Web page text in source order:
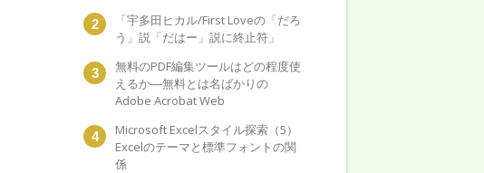
「宇多田ヒカル/First Loveの「だろ
う」説「だはー」説に終止符」
無料のPDF編集ツールはどの程度使
えるか―無料とは名ばかりの
Adobe Acrobat Web
Microsoft Excelスタイル探索（5）
Excelのテーマと標準フォントの関
係